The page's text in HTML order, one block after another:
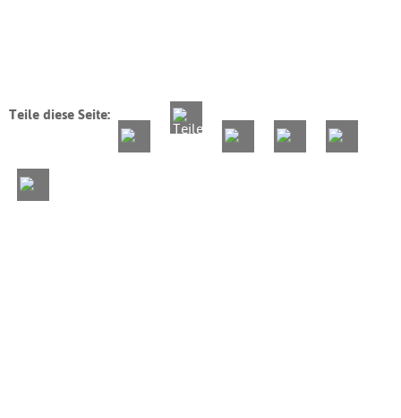
Teile diese Seite: